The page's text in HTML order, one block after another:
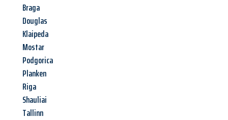
Braga
Douglas
Klaipeda
Mostar
Podgorica
Planken
Riga
Shauliai
Tallinn